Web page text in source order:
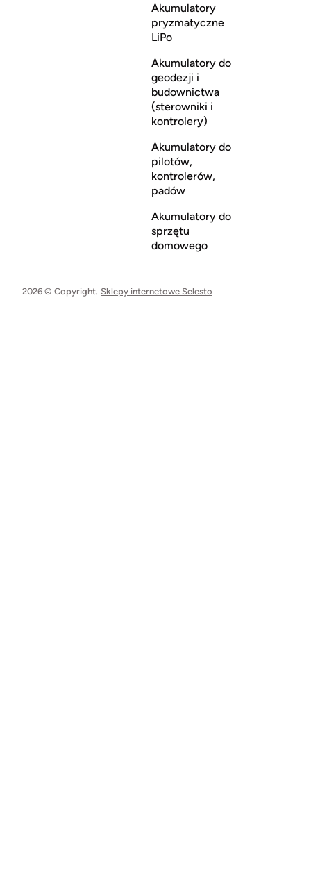
Akumulatory
pryzmatyczne
LiPo
Akumulatory do
geodezji i
budownictwa
(sterowniki i
kontrolery)
Akumulatory do
pilotów,
kontrolerów,
padów
Akumulatory do
sprzętu
domowego
2026 © Copyright. Sklepy internetowe Selesto